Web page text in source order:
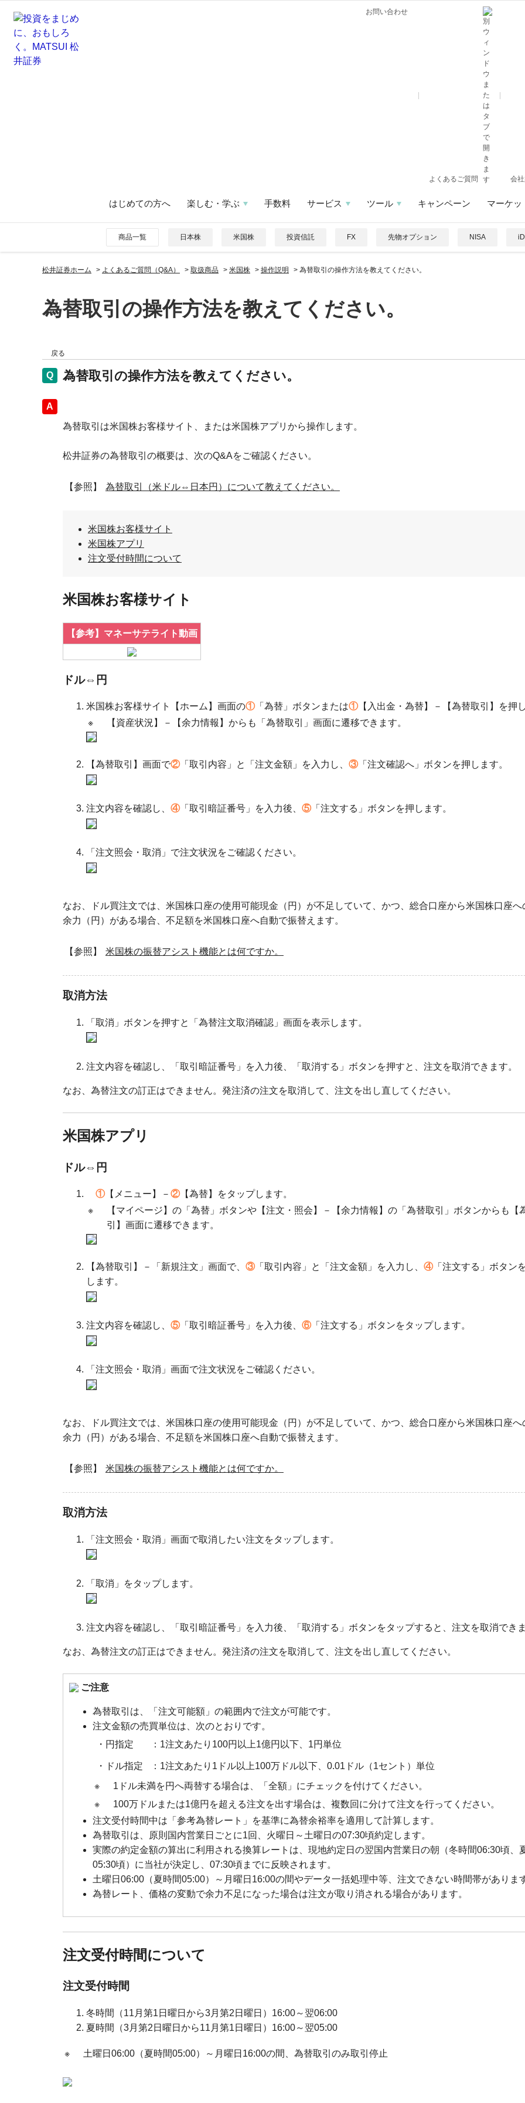
お問い合わせ
よくあるご質問 会
はじめての方へ 楽しむ・学ぶ 手数料 サービス ツール キャンペーン マーケッ
商品一覧 日本株 米国株 投資信託 FX 先物オプション NISA
松井証券ホーム > よくあるご質問（Q&A） > 取扱商品 > 米国株 > 操作説明 > 為替取引の操作方法を教えてください。
為替取引の操作方法を教えてください。
戻る
為替取引の操作方法を教えてください。
回答
為替取引は米国株お客様サイト、または米国株アプリから操作します。
松井証券の為替取引の概要は、次のQ&Aをご確認ください。
【参照】 為替取引（米ドル⇔日本円）について教えてください。
米国株お客様サイト
米国株アプリ
注文受付時間について
米国株お客様サイト
【参考】マネーサテライト動画
ドル⇔円
米国株お客様サイト【ホーム】画面の①「為替」ボタンまたは①【入出金・為替】－【為替取引】を押
※
【資産状況】－【余力情報】からも「為替取引」画面に遷移できます。
【為替取引】画面で②「取引内容」と「注文金額」を入力し、 ③「注文確認へ」ボタンを押します。
注文内容を確認し、 ④「取引暗証番号」を入力後、 ⑤「注文する」ボタンを押します。
「注文照会・取消」で注文状況をご確認ください。
なお、ドル買注文では、米国株口座の使用可能現金（円）が不足していて、かつ、総合口座から米国株口座へ
余力（円）がある場合、不足額を米国株口座へ自動で振替えます。
【参照】 米国株の振替アシスト機能とは何ですか。
取消方法
「取消」ボタンを押すと「為替注文取消確認」画面を表示します。
注文内容を確認し、「取引暗証番号」を入力後、「取消する」ボタンを押すと、注文を取消できます。
なお、為替注文の訂正はできません。発注済の注文を取消して、注文を出し直してください。
米国株アプリ
ドル⇔円
①【メニュー】－ ②【為替】をタップします。
※
【マイページ】の「為替」ボタンや【注文・照会】－【余力情報】の「為替取引」ボタンからも【
引】画面に遷移できます。
【為替取引】－「新規注文」画面で、 ③「取引内容」と「注文金額」を入力し、 ④「注文する」ボタン
します。
注文内容を確認し、 ⑤「取引暗証番号」を入力後、 ⑥「注文する」ボタンをタップします。
「注文照会・取消」画面で注文状況をご確認ください。
なお、ドル買注文では、米国株口座の使用可能現金（円）が不足していて、かつ、総合口座から米国株口座へ
余力（円）がある場合、不足額を米国株口座へ自動で振替えます。
【参照】 米国株の振替アシスト機能とは何ですか。
取消方法
「注文照会・取消」画面で取消したい注文をタップします。
「取消」をタップします。
注文内容を確認し、「取引暗証番号」を入力後、「取消する」ボタンをタップすると、注文を取消でき
なお、為替注文の訂正はできません。発注済の注文を取消して、注文を出し直してください。
ご注意
為替取引は、「注文可能額」の範囲内で注文が可能です。
注文金額の売買単位は、次のとおりです。
・円指定
：1注文あたり100円以上1億円以下、1円単位
・ドル指定
：1注文あたり1ドル以上100万ドル以下、0.01ドル（1セント）単位
※
1ドル未満を円へ両替する場合は、「全額」にチェックを付けてください。
※
100万ドルまたは1億円を超える注文を出す場合は、複数回に分けて注文を行ってください。
注文受付時間中は「参考為替レート」を基準に為替余裕率を適用して計算します。
為替取引は、原則国内営業日ごとに1回、火曜日～土曜日の07:30頃約定します。
実際の約定金額の算出に利用される換算レートは、現地約定日の翌国内営業日の朝（冬時間06:30頃、
05:30頃）に当社が決定し、07:30頃までに反映されます。
土曜日06:00（夏時間05:00）～月曜日16:00の間やデータ一括処理中等、注文できない時間帯がありま
為替レート、価格の変動で余力不足になった場合は注文が取り消される場合があります。
注文受付時間について
注文受付時間
冬時間（11月第1日曜日から3月第2日曜日）16:00～翌06:00
夏時間（3月第2日曜日から11月第1日曜日）16:00～翌05:00
※ 土曜日06:00（夏時間05:00）～月曜日16:00の間、為替取引のみ取引停止